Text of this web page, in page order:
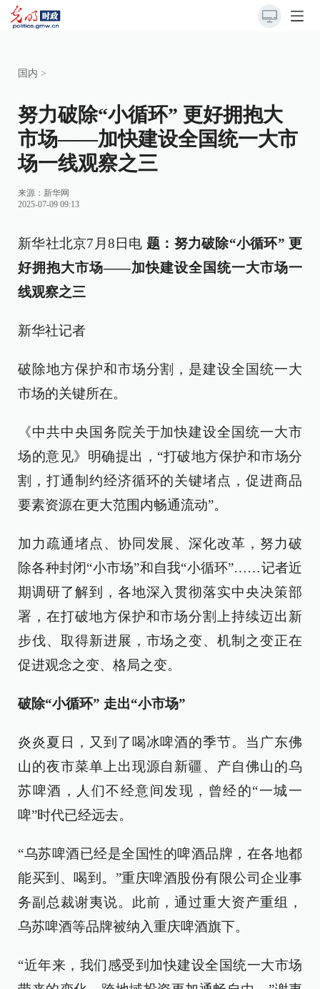
国内 >
努力破除“小循环” 更好拥抱大
市场——加快建设全国统一大市
场一线观察之三
来源： 新华网
2025-07-09 09:13
新华社北京7月8日电 题：努力破除“小循环” 更
好拥抱大市场——加快建设全国统一大市场一
线观察之三
新华社记者
破除地方保护和市场分割，是建设全国统一大
市场的关键所在。
《中共中央国务院关于加快建设全国统一大市
场的意见》明确提出，“打破地方保护和市场分
割，打通制约经济循环的关键堵点，促进商品
要素资源在更大范围内畅通流动”。
加力疏通堵点、协同发展、深化改革，努力破
除各种封闭“小市场”和自我“小循环”……记者近
期调研了解到，各地深入贯彻落实中央决策部
署，在打破地方保护和市场分割上持续迈出新
步伐、取得新进展，市场之变、机制之变正在
促进观念之变、格局之变。
破除“小循环” 走出“小市场”
炎炎夏日，又到了喝冰啤酒的季节。当广东佛
山的夜市菜单上出现源自新疆、产自佛山的乌
苏啤酒，人们不经意间发现，曾经的“一城一
啤”时代已经远去。
“乌苏啤酒已经是全国性的啤酒品牌，在各地都
能买到、喝到。”重庆啤酒股份有限公司企业事
务副总裁谢夷说。此前，通过重大资产重组，
乌苏啤酒等品牌被纳入重庆啤酒旗下。
“近年来，我们感受到加快建设全国统一大市场